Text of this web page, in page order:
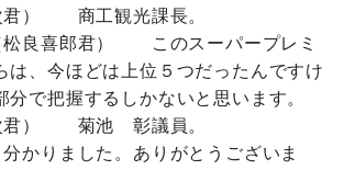
君） 商工観光課長。
松良喜郎君） このスーパープレミ
は、今ほどは上位５つだったんですけ
分で把握するしかないと思います。
君） 菊池 彰議員。
りました。ありがとうございま